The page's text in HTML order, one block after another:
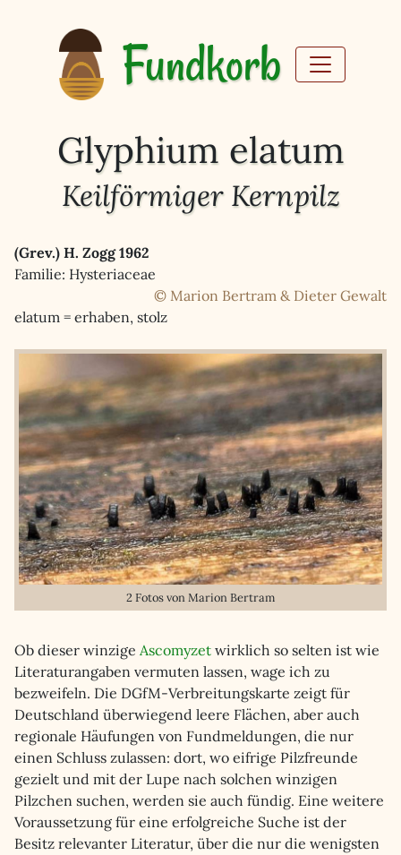
Fundkorb
Glyphium elatum
Keilförmiger Kernpilz
(Grev.) H. Zogg 1962
Familie: Hysteriaceae
© Marion Bertram & Dieter Gewalt
elatum = erhaben, stolz
2 Fotos von Marion Bertram
Ob dieser winzige Ascomyzet wirklich so selten ist wie
Literaturangaben vermuten lassen, wage ich zu
bezweifeln. Die DGfM-Verbreitungskarte zeigt für
Deutschland überwiegend leere Flächen, aber auch
regionale Häufungen von Fundmeldungen, die nur
einen Schluss zulassen: dort, wo eifrige Pilzfreunde
gezielt und mit der Lupe nach solchen winzigen
Pilzchen suchen, werden sie auch fündig. Eine weitere
Voraussetzung für eine erfolgreiche Suche ist der
Besitz relevanter Literatur, über die nur die wenigsten